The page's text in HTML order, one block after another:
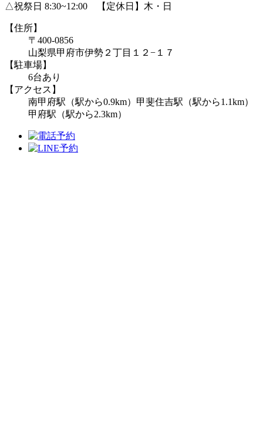
△祝祭日 8:30~12:00 【定休日】木・日
【住所】
〒400-0856
山梨県甲府市伊勢２丁目１２−１７
【駐車場】
6台あり
【アクセス】
南甲府駅（駅から0.9km）甲斐住吉駅（駅から1.1km）
甲府駅（駅から2.3km）